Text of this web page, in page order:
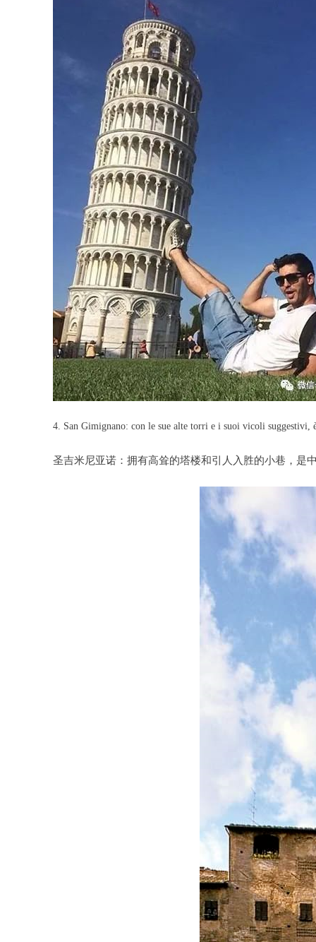
4. San Gimignano: con le sue alte torri e i suoi vicoli suggestivi,
圣吉米尼亚诺：拥有高耸的塔楼和引人入胜的小巷，是